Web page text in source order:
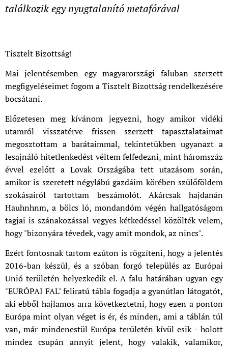
találkozik egy nyugtalanító metafórával
Tisztelt Bizottság!
Mai jelentésemben egy magyarországi faluban szerzett
megfigyeléseimet fogom a Tisztelt Bizottság rendelkezésére
bocsátani.
Előzetesen meg kívánom jegyezni, hogy amikor vidéki
utamról visszatérve frissen szerzett tapasztalataimat
megosztottam a barátaimmal, tekintetükben ugyanazt a
lesajnáló hitetlenkedést véltem felfedezni, mint háromszáz
évvel ezelőtt a Lovak Országába tett utazásom során,
amikor is szeretett négylábú gazdáim körében szülőföldem
szokásairól tartottam beszámolót. Akárcsak hajdanán
Hauhnhnm, a bölcs ló, mondandóm végén hallgatóságom
tagjai is szánakozással vegyes kétkedéssel közölték velem,
hogy "bizonyára tévedek, vagy amit mondok, az nincs".
Ezért fontosnak tartom ezúton is rögzíteni, hogy a jelentés
2016-ban készül, és a szóban forgó település az Európai
Unió területén helyezkedik el. A falu határában ugyan egy
"EURÓPAI FAL" feliratú tábla fogadja a gyanútlan látogatót,
aki ebből hajlamos arra következtetni, hogy ezen a ponton
Európa mint olyan véget is ér, és minden, ami a táblán túl
van, már mindenestül Európa területén kívül esik - holott
mindez csupán annyit jelent, hogy valakik, valamikor,